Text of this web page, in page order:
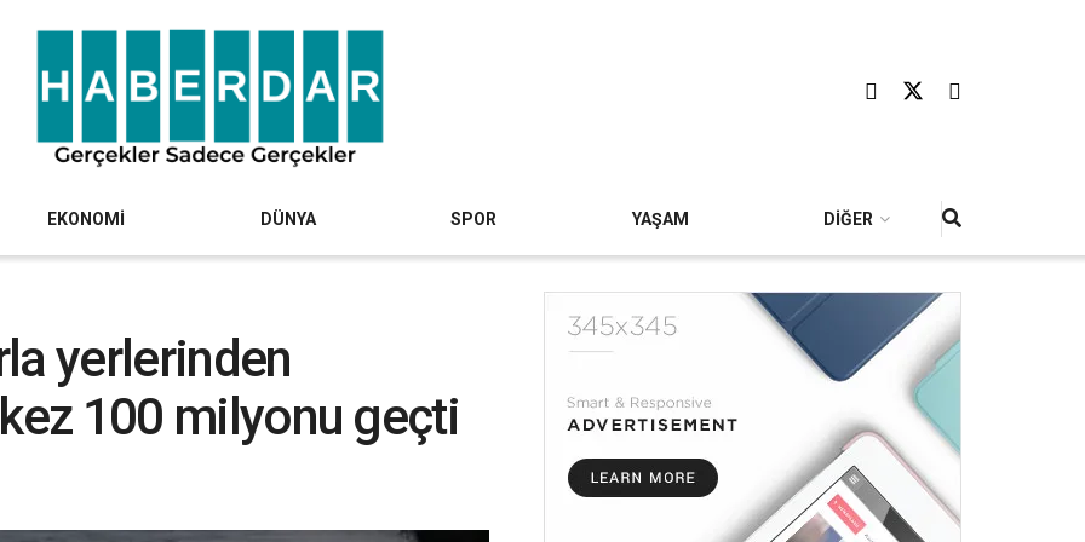
EKONOMİ DÜNYA SPOR YAŞAM DİĞER
yerlerinden
100 milyonu geçti